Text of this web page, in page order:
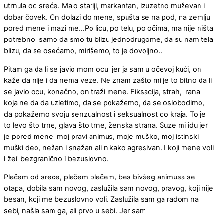
utrnula od sreće. Malo stariji, markantan, izuzetno muževan i
dobar čovek. On dolazi do mene, spušta se na pod, na zemlju
pored mene i mazi me…Po licu, po telu, po očima, ma nije ništa
potrebno, samo da smo tu blizu jednodrugome, da su nam tela
blizu, da se osećamo, mirišemo, to je dovoljno…
Pitam ga da li se javio mom ocu, jer ja sam u očevoj kući, on
kaže da nije i da nema veze. Ne znam zašto mi je to bitno da li
se javio ocu, konačno, on traži mene. Fiksacija, strah, rana
koja ne da da uzletimo, da se pokažemo, da se oslobodimo,
da pokažemo svoju senzualnost i seksualnost do kraja. To je
to levo što trne, glava što trne, ženska strana. Suze mi idu jer
je pored mene, moj pravi animus, moje muško, moj istinski
muški deo, nežan i snažan ali nikako agresivan. I koji mene voli
i želi bezgranično i bezuslovno.
Plačem od sreće, plačem plačem, bes bivšeg animusa se
otapa, dobila sam novog, zaslužila sam novog, pravog, koji nije
besan, koji me bezuslovno voli. Zaslužila sam ga radom na
sebi, našla sam ga, ali prvo u sebi. Jer sam